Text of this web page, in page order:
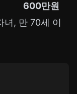
600만원
녀, 만 70세 이